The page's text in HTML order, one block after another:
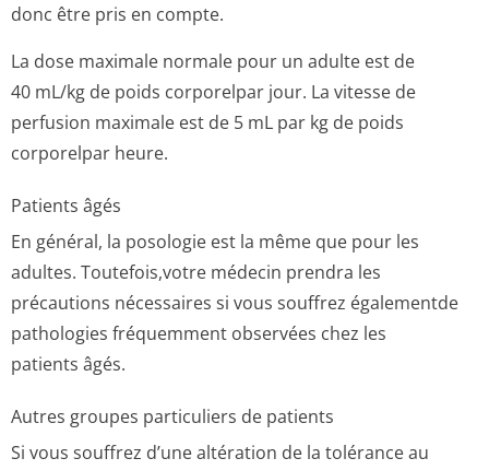
donc être pris en compte.
La dose maximale normale pour un adulte est de
40 mL/kg de poids corporelpar jour. La vitesse de
perfusion maximale est de 5 mL par kg de poids
corporelpar heure.
Patients âgés
En général, la posologie est la même que pour les
adultes. Toutefois,votre médecin prendra les
précautions nécessaires si vous souffrez égalementde
pathologies fréquemment observées chez les
patients âgés.
Autres groupes particuliers de patients
Si vous souffrez d’une altération de la tolérance au